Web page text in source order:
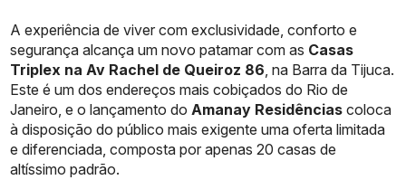
A experiência de viver com exclusividade, conforto e
segurança alcança um novo patamar com as Casas
Triplex na Av Rachel de Queiroz 86, na Barra da Tijuca.
Este é um dos endereços mais cobiçados do Rio de
Janeiro, e o lançamento doAmanay Residências coloca
à disposição do público mais exigente uma oferta limitada
e diferenciada, composta por apenas 20 casas de
altíssimo padrão.